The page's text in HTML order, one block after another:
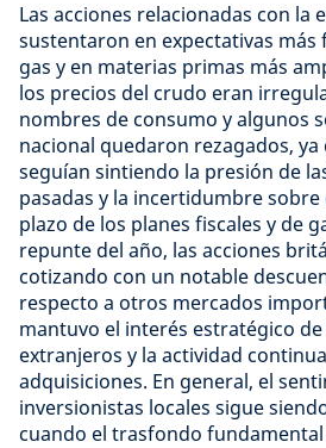
Las acciones relacionadas con la
sustentaron en expectativas más
gas y en materias primas más
los precios del crudo eran
nombres de consumo y algunos
nacional quedaron rezagados,
seguían sintiendo la presión de
pasadas y la incertidumbre
plazo de los planes fiscales y de
repunte del año, las acciones
cotizando con un notable
respecto a otros mercados
mantuvo el interés estratégico
extranjeros y la actividad
adquisiciones. En general, el
inversionistas locales sigue
cuando el trasfondo